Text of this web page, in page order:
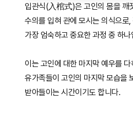
입관식(入棺式)은 고인의 몸을 깨
수의를 입혀 관에 모시는 의식으로
가장 엄숙하고 중요한 과정 중 하나
이는 고인에 대한 마지막 예우를 다
유가족들이 고인의 마지막 모습을
받아들이는 시간이기도 합니다.